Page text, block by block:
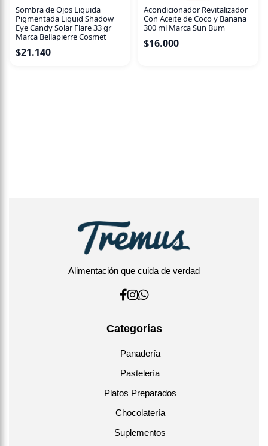
Sombra de Ojos Liquida
Pigmentada Liquid Shadow
Eye Candy Solar Flare 33 gr
Marca Bellapierre Cosmet
$21.140
Acondicionador Revitalizador
Con Aceite de Coco y Banana
300 ml Marca Sun Bum
$16.000
Alimentación que cuida de verdad
Categorías
Panadería
Pastelería
Platos Preparados
Chocolatería
Suplementos